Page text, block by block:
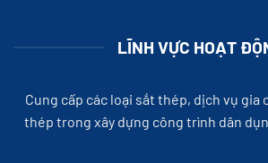
LĨNH VỰC HOẠT
Cung cấp các loại sắt thép, dịch vụ gia
thép trong xây dựng công trình dân